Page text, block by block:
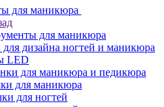
для маникюра
для маникюра
дизайна ногтей и маникюра
LED
для маникюра и педикюра
для маникюра
для ногтей